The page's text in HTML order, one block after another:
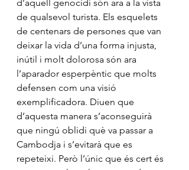
d’aquell genocidi són ara a la vista
de qualsevol turista. Els esquelets
de centenars de persones que van
deixar la vida d’una forma injusta,
inútil i molt dolorosa són ara
l’aparador esperpèntic que molts
defensen com una visió
exemplificadora. Diuen que
d’aquesta manera s’aconseguirà
que ningú oblidi què va passar a
Cambodja i s’evitarà que es
repeteixi. Però l’únic que és cert és